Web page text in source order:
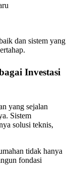
dan sistem yang
Investasi
yang sejalan
Sistem
solusi teknis,
tidak hanya
fondasi